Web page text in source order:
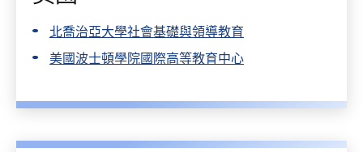
北喬治亞大學社會基礎與領導教育
美國波士頓學院國際高等教育中心